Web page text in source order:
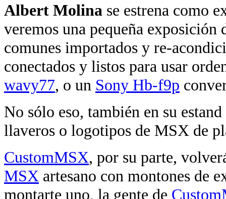
Albert Molina se estrena como
veremos una pequeña
comunes importados y re-
conectados y listos para usar
wavy77, o un Sony Hb-f9p
No sólo eso, también en su
llaveros o logotipos de MSX de
CustomMSX, por su parte,
MSX artesano con montones de
montarte uno, la gente de